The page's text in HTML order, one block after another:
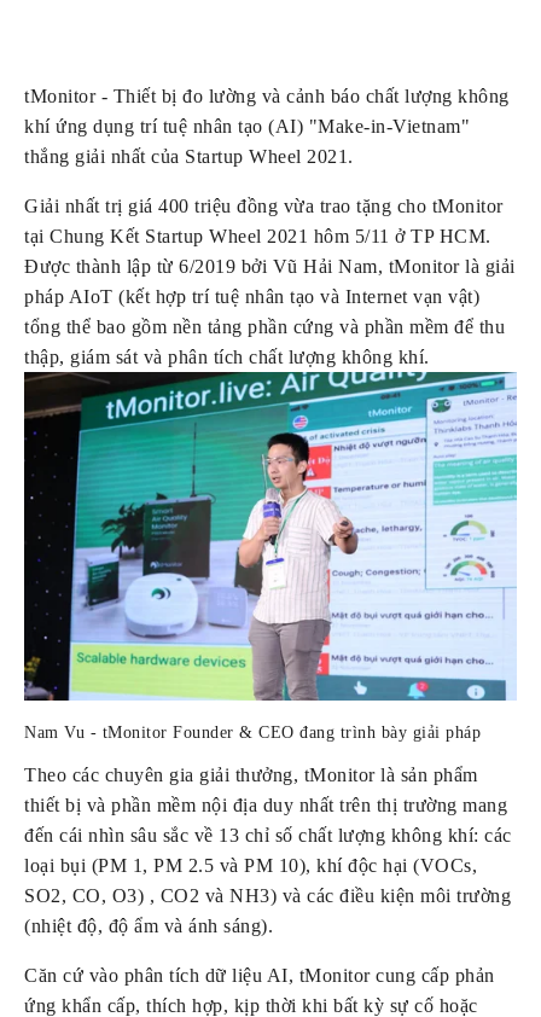
tMonitor - Thiết bị đo lường và cảnh báo chất lượng không
khí ứng dụng trí tuệ nhân tạo (AI) "Make-in-Vietnam"
thắng giải nhất của Startup Wheel 2021.
Giải nhất trị giá 400 triệu đồng vừa trao tặng cho tMonitor
tại Chung Kết Startup Wheel 2021 hôm 5/11 ở TP HCM.
Được thành lập từ 6/2019 bởi Vũ Hải Nam, tMonitor là giải
pháp AIoT (kết hợp trí tuệ nhân tạo và Internet vạn vật)
tổng thể bao gồm nền tảng phần cứng và phần mềm để thu
thập, giám sát và phân tích chất lượng không khí.
Nam Vu - tMonitor Founder & CEO đang trình bày giải pháp
Theo các chuyên gia giải thưởng, tMonitor là sản phẩm
thiết bị và phần mềm nội địa duy nhất trên thị trường mang
đến cái nhìn sâu sắc về 13 chỉ số chất lượng không khí: các
loại bụi (PM 1, PM 2.5 và PM 10), khí độc hại (VOCs,
SO2, CO, O3) , CO2 và NH3) và các điều kiện môi trường
(nhiệt độ, độ ẩm và ánh sáng).
Căn cứ vào phân tích dữ liệu AI, tMonitor cung cấp phản
ứng khẩn cấp, thích hợp, kịp thời khi bất kỳ sự cố hoặc